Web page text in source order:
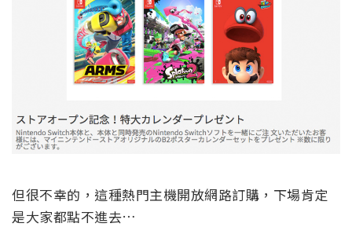
但很不幸的，這種熱門主機開放網路訂購，下場肯定
是大家都點不進去…